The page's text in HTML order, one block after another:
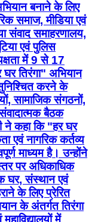
बनाने के लिए
समाज, मीडिया एवं
संवाद समाहरणालय,
एवं पुलिस
में 9 से 17
तिरंगा" अभियान
करने के
सामाजिक संगठनों,
संवादात्मक बैठक
ने कहा कि "हर घर
एवं नागरिक कर्तव्य
माध्यम है। उन्होंने
पर अधिकाधिक
घर, संस्थान एवं
के लिए प्रेरित
के अंतर्गत तिरंगा